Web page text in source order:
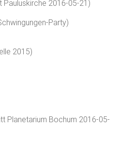
Pauluskirche 2016-05-21)
Party)
2015)
Planetarium Bochum 2016-05-